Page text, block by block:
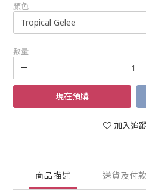
顏色
數量
現在預購
加入追
商品描述 送貨及付